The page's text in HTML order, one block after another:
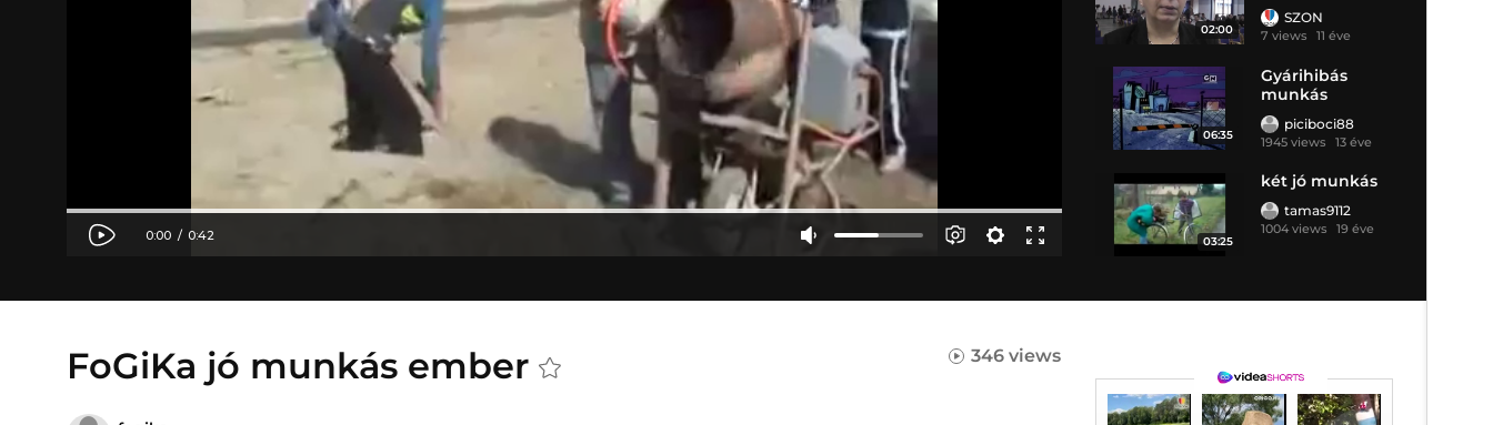
02:00
SZON
7 views 11 éve
06:35
Gyárihibás
munkás
piciboci88
1945 views 13 éve
03:25
két jó munkás
tamas9112
1004 views 19 éve
FoGiKa jó munkás ember 346 views